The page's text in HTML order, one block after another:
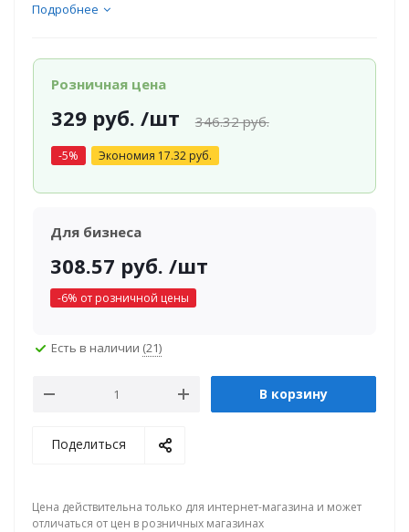
Подробнее
Розничная цена
329руб. /шт 346.32руб.
-5% Экономия 17.32руб.
Для бизнеса
308.57 руб. /шт
-6% от розничной цены
Есть в наличии (21)
В корзину
Поделиться
Цена действительна только для интернет-магазина и может
отличаться от цен в розничных магазинах